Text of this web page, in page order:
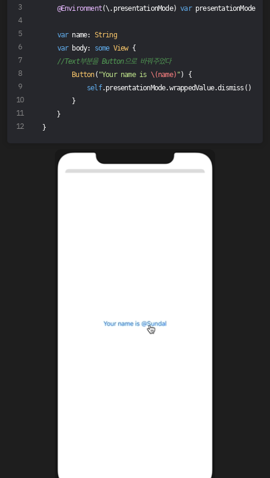
@Environment(\.presentationMode) var presentationMode
var name: String
var body: some View {
//Text부분을 Button으로 바꿔주었다
Button( "Your name is \(name) ") {
self.presentationMode.wrappedValue.dismiss()
        }
    }
}